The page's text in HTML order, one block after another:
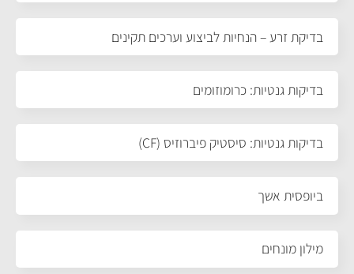
בדיקת זרע – הנחיות לביצוע וערכים תקינים
בדיקות גנטיות: כרומוזומים
בדיקות גנטיות: סיסטיק פיברוזיס (CF)
ביופסית אשך
מילון מונחים